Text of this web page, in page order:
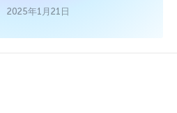
2025年1月21日